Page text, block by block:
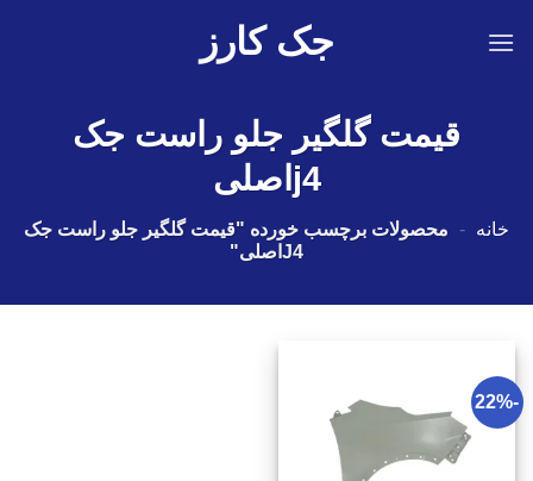
جک کارز
قیمت گلگیر جلو راست جک
j4اصلی
خانه -
محصولات برچسب خورده "قیمت گلگیر جلو راست جک
J4اصلی"
-22%